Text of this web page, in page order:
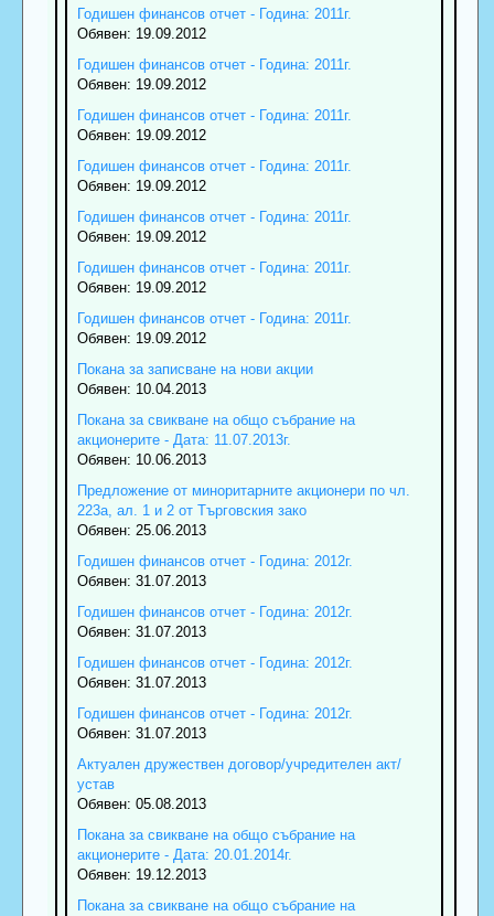
Годишен финансов отчет - Година: 2011г.
Обявен: 19.09.2012
Годишен финансов отчет - Година: 2011г.
Обявен: 19.09.2012
Годишен финансов отчет - Година: 2011г.
Обявен: 19.09.2012
Годишен финансов отчет - Година: 2011г.
Обявен: 19.09.2012
Годишен финансов отчет - Година: 2011г.
Обявен: 19.09.2012
Годишен финансов отчет - Година: 2011г.
Обявен: 19.09.2012
Годишен финансов отчет - Година: 2011г.
Обявен: 19.09.2012
Покана за записване на нови акции
Обявен: 10.04.2013
Покана за свикване на общо събрание на
акционерите - Дата: 11.07.2013г.
Обявен: 10.06.2013
Предложение от миноритарните акционери по чл.
223а, ал. 1 и 2 от Търговския зако
Обявен: 25.06.2013
Годишен финансов отчет - Година: 2012г.
Обявен: 31.07.2013
Годишен финансов отчет - Година: 2012г.
Обявен: 31.07.2013
Годишен финансов отчет - Година: 2012г.
Обявен: 31.07.2013
Годишен финансов отчет - Година: 2012г.
Обявен: 31.07.2013
Актуален дружествен договор/учредителен акт/
устав
Обявен: 05.08.2013
Покана за свикване на общо събрание на
акционерите - Дата: 20.01.2014г.
Обявен: 19.12.2013
Покана за свикване на общо събрание на